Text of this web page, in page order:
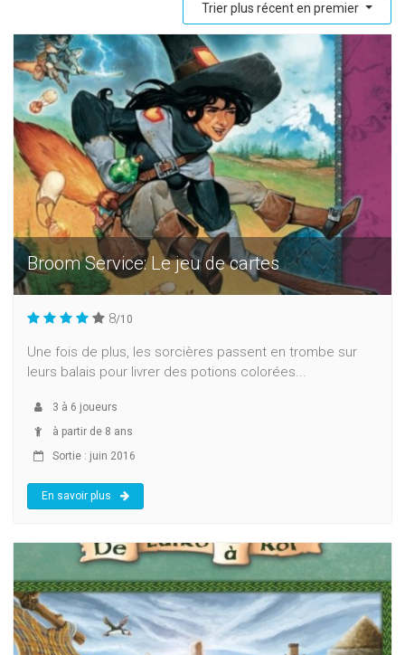
Trier plus récent en premier
Broom Service: Le jeu de cartes
8/10
Une fois de plus, les sorcières passent en trombe sur
leurs balais pour livrer des potions colorées...
3 à 6 joueurs
à partir de 8 ans
Sortie : juin 2016
En savoir plus